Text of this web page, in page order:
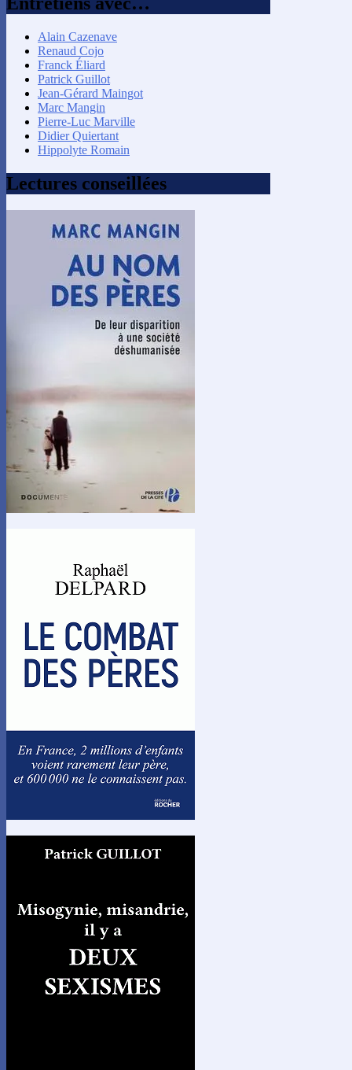
Alain Cazenave
Renaud Cojo
Franck Éliard
Patrick Guillot
Jean-Gérard Maingot
Marc Mangin
Pierre-Luc Marville
Didier Quiertant
Hippolyte Romain
Lectures conseillées